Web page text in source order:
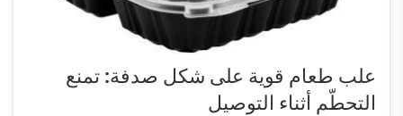
علب طعام قوية على شكل صدفة: تمنع
التحطّم أثناء التوصيل